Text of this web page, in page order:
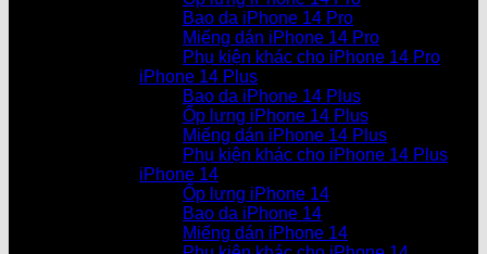
Bao da iPhone 14 Pro
Miếng dán iPhone 14 Pro
Phụ kiện khác cho iPhone 14 Pro
iPhone 14 Plus
Bao da iPhone 14 Plus
Ốp lưng iPhone 14 Plus
Miếng dán iPhone 14 Plus
Phụ kiện khác cho iPhone 14 Plus
iPhone 14
Ốp lưng iPhone 14
Bao da iPhone 14
Miếng dán iPhone 14